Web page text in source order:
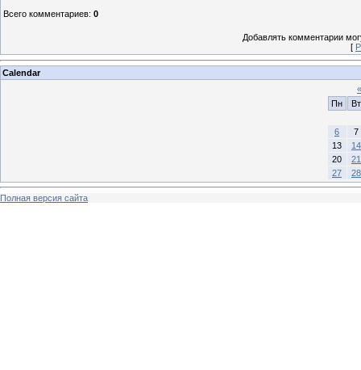
Всего комментариев: 0
Добавлять комментарии
[
Calendar
«
Пн
Вт
6
7
13
14
20
21
27
28
Полная версия сайта